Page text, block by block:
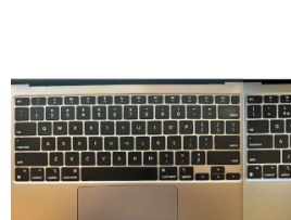
0,0
z
5
hvězdiček.